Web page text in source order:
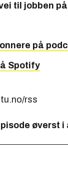
til jobben på
på
Spotify
rss
øverst